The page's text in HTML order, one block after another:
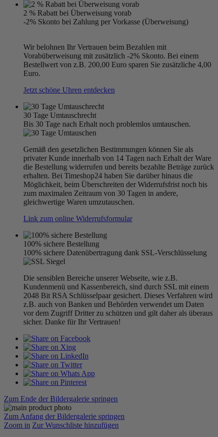
2 % Rabatt bei Überweisung vorab
-2% Skonto bei Zahlung per Vorkasse (Überweisung)
Wir belohnen Ihr Vertrauen beim Bezahlen mit
Vorabüberweisung mit zusätzlich -2% Skonto. Bei einem
Bestellwert von z.B. 200,00 Euro sparen Sie zusätzliche 4,00
Euro.
Jetzt schöne Uhren entdecken
30 Tage Umtauschrecht
Bis 30 Tage nach Erhalt noch problemlos umtauschen.
Gemäß den gesetzlichen Bestimmungen können Sie als
privater Kunde innerhalb von 14 Tagen nach Erhalt der Ware
die Bestellung widerrufen und bereits bezahlte Beträge zurück
erhalten. Bei Timeshop24 haben Sie darüber hinaus die
Möglichkeit, beim Überschreiten der Widerrufsfrist noch bis
zum maximalen Zeitraum von 30 Tagen in andere,
gleichwertige Waren umzutauschen.
Link zum online Widerrufsformular
100% sichere Bestellung
100% sichere Datenübertragung dank SSL-Verschlüsselung
Die sensiblen Bereiche unserer Webseite, wie z.B.
Kundenmenü und Kassenbereich, sind durch SSL mit einem
2048 Bit RSA Schlüsselpaar gesichert. Dieses Verfahren wird
z.B. auch von Banken und Behörden verwendet um Daten
vor dem Zugriff Dritter zu schützen und gilt daher als überaus
sicher. Danke für Ihr Vertrauen!
Zum Ende der Bildergalerie springen
Zum Anfang der Bildergalerie springen
Zoom in Zur Wunschliste hinzufügen